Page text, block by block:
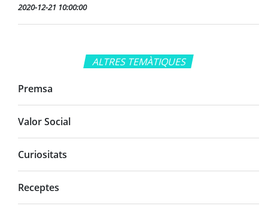
2020-12-21 10:00:00
ALTRES TEMÀTIQUES
Premsa
Valor Social
Curiositats
Receptes